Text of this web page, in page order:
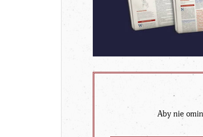
Aby nie